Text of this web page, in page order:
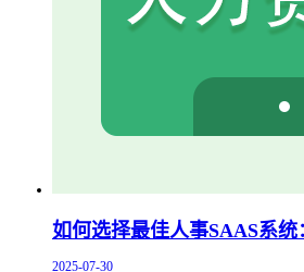
如何选择最佳人事SAAS系统
2025-07-30